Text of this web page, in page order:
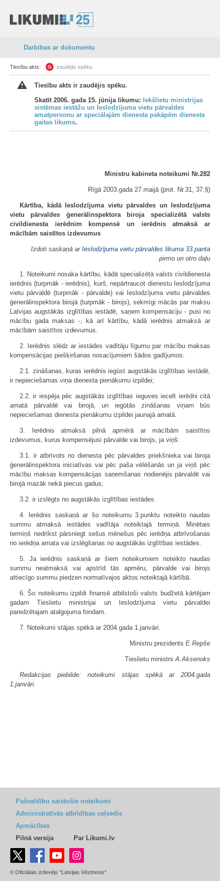
Darbības ar dokumentu
Tiesību akts: zaudējis spēku
Tiesību akts ir zaudējis spēku.
Skatīt 2006. gada 15. jūnija likumu: Iekšlietu ministrijas
sistēmas iestāžu un Ieslodzījuma vietu pārvaldes
amatpersonu ar speciālajām dienesta pakāpēm dienesta
gaitas likums.
Ministru kabineta noteikumi Nr.282
Rīgā 2003.gada 27.maijā (prot. Nr.31, 37.§)
Kārtība, kādā Ieslodzījuma vietu pārvaldes un Ieslodzījuma
vietu pārvaldes ģenerālinspektora biroja specializētā valsts
civildienesta ierēdnim kompensē un ierēdnis atmaksā ar
mācībām saistītos izdevumus
Izdoti saskaņā ar Ieslodzījuma vietu pārvaldes likuma 33.panta
pirmo un otro daļu
1. Noteikumi nosaka kārtību, kādā specializētā valsts civildienesta
ierēdnis (turpmāk - ierēdnis), kurš, nepārtraucot dienestu Ieslodzījuma
vietu pārvaldē (turpmāk - pārvalde) vai Ieslodzījuma vietu pārvaldes
ģenerālinspektora birojā (turpmāk - birojs), sekmīgi mācās par maksu
Latvijas augstākās izglītības iestādē, saņem kompensāciju - pusi no
mācību gada maksas -, kā arī kārtību, kādā ierēdnis atmaksā ar
mācībām saistītos izdevumus.
2. Ierēdnis slēdz ar iestādes vadītāju līgumu par mācību maksas
kompensācijas piešķiršanas nosacījumiem šādos gadījumos:
2.1. zināšanas, kuras ierēdnis iegūst augstākās izglītības iestādē,
ir nepieciešamas viņa dienesta pienākumu izpildei;
2.2. ir iespēja pēc augstākās izglītības ieguves iecelt ierēdni citā
amatā pārvaldē vai birojā, un iegūtās zināšanas viņam būs
nepieciešamas dienesta pienākumu izpildei jaunajā amatā.
3. Ierēdnis atmaksā pilnā apmērā ar mācībām saistītos
izdevumus, kurus kompensējusi pārvalde vai birojs, ja viņš:
3.1. ir atbrīvots no dienesta pēc pārvaldes priekšnieka vai biroja
ģenerālinspektora iniciatīvas vai pēc paša vēlēšanās un ja viņš pēc
mācību maksas kompensācijas saņemšanas nodienējis pārvaldē vai
birojā mazāk nekā piecus gadus;
3.2. ir izslēgts no augstākās izglītības iestādes.
4. Ierēdnis saskaņā ar šo noteikumu 3.punktu noteikto naudas
summu atmaksā iestādes vadītāja noteiktajā termiņā. Minētais
termiņš nedrīkst pārsniegt sešus mēnešus pēc ierēdņa atbrīvošanas
no ierēdņa amata vai izslēgšanas no augstākās izglītības iestādes.
5. Ja ierēdnis saskaņā ar šiem noteikumiem noteikto naudas
summu neatmaksā vai apstrīd tās apmēru, pārvalde vai birojs
attiecīgo summu piedzen normatīvajos aktos noteiktajā kārtībā.
6. Šo noteikumu izpildi finansē atbilstoši valsts budžetā kārtējam
gadam Tieslietu ministrijai un Ieslodzījuma vietu pārvaldei
paredzētajam atalgojuma fondam.
7. Noteikumi stājas spēkā ar 2004.gada 1.janvāri.
Ministru prezidents E.Repše
Tieslietu ministrsA.Aksenoks
Redakcijas piebilde: noteikumi stājas spēkā ar 2004.gada
1.janvāri.
Pašvaldību saistošie noteikumi
Administratīvās atbildības ceļvedis
Apmācības
Pilnā versija
Par Likumi.lv
© Oficiālais izdevējs "Latvijas Vēstnesis"